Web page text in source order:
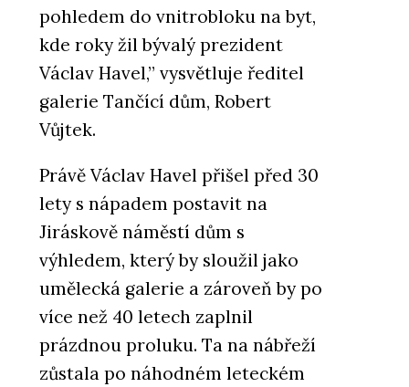
pohledem do vnitrobloku na byt,
kde roky žil bývalý prezident
Václav Havel,” vysvětluje ředitel
galerie Tančící dům, Robert
Vůjtek.
Právě Václav Havel přišel před 30
lety s nápadem postavit na
Jiráskově náměstí dům s
výhledem, který by sloužil jako
umělecká galerie a zároveň by po
více než 40 letech zaplnil
prázdnou proluku. Ta na nábřeží
zůstala po náhodném leteckém